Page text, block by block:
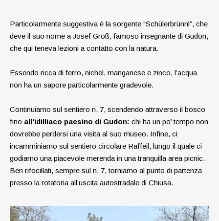
Particolarmente suggestiva è la sorgente “Schülerbrünnl”, che
deve il suo nome a Josef Groß, famoso insegnante di Gudon,
che qui teneva lezioni a contatto con la natura.
Essendo ricca di ferro, nichel, manganese e zinco, l’acqua
non ha un sapore particolarmente gradevole.
Continuiamo sul sentiero n. 7, scendendo attraverso il bosco
fino all’idilliaco paesino di Gudon: chi ha un po’ tempo non
dovrebbe perdersi una visita al suo museo. Infine, ci
incamminiamo sul sentiero circolare Raffeil, lungo il quale ci
godiamo una piacevole merenda in una tranquilla area picnic.
Ben rifocillati, sempre sul n. 7, torniamo al punto di partenza
presso la rotatoria all’uscita autostradale di Chiusa.